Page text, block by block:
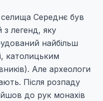
селища Середнє був
легенд, яку
найбільш
католицьким
Але археологи
Після розпаду
до рук монахів